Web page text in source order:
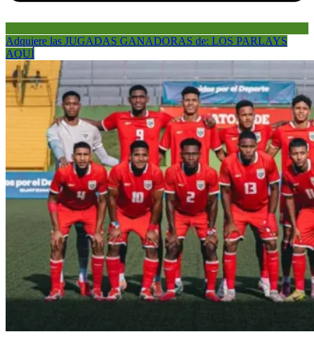
Adquiere las JUGADAS GANADORAS de: LOS PARLAYS
AQUÍ